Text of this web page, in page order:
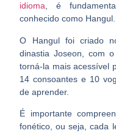
idioma , é
conhecido como Hangul.
O Hangul foi criado
dinastia Joseon, com
torná-la mais acessível
14 consoantes e 10
de aprender.
É importante
fonético, ou seja, cada